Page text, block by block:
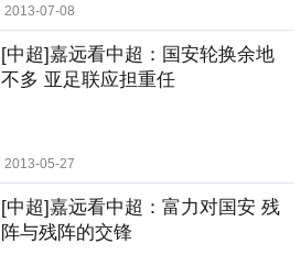
2013-07-08
[中超]嘉远看中超：国安轮换余地
不多 亚足联应担重任
2013-05-27
[中超]嘉远看中超：富力对国安 残
阵与残阵的交锋